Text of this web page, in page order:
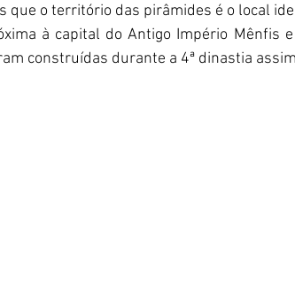
que o território das pirâmides é o local
à capital do Antigo Império Mênfis
construídas durante a 4ª dinastia